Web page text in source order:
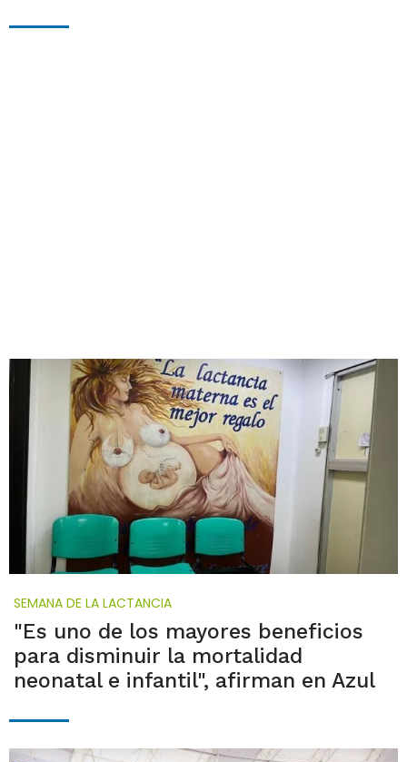
SEMANA DE LA LACTANCIA
"Es uno de los mayores beneficios
para disminuir la mortalidad
neonatal e infantil", afirman en Azul